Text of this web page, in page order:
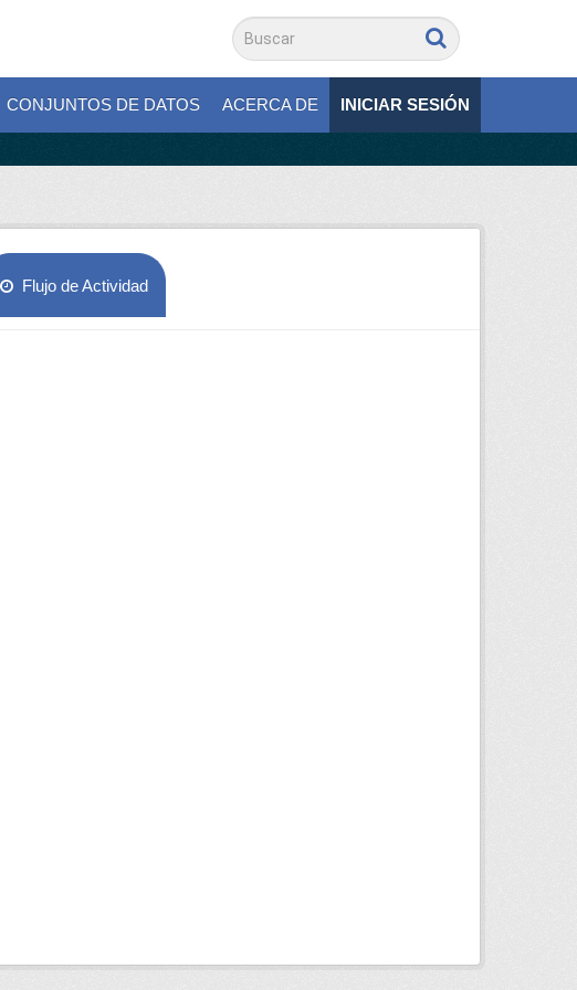
CONJUNTOS DE DATOS ACERCA DE INICIAR SESIÓN
Flujo de Actividad